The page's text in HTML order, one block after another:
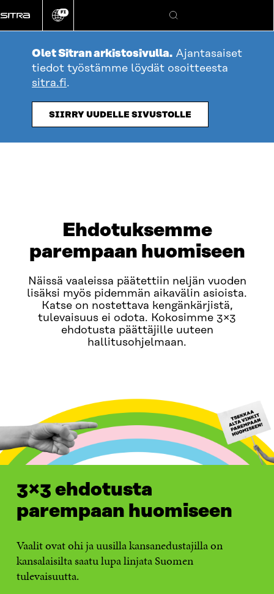
suoraan
sisältöön
Vaihda
kieli
FI
Hae
Olet Sitran arkistosivulla. Ajantasaiset
tiedot työstämme löydät osoitteesta
sitra.fi.
SIIRRY UUDELLE SIVUSTOLLE
Ehdotuksemme
parempaan huomiseen
Näissä vaaleissa päätettiin neljän vuoden
lisäksi myös pidemmän aikavälin asioista.
Katse on nostettava kengänkärjistä,
tulevaisuus ei odota. Kokosimme 3×3
ehdotusta päättäjille uuteen
hallitusohjelmaan.
3×3 ehdotusta
parempaan huomiseen
Vaalit ovat ohi ja uusilla kansanedustajilla on
kansalaisilta saatu lupa linjata Suomen
tulevaisuutta.